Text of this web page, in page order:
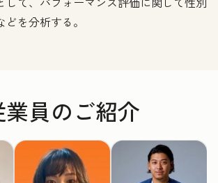
を分析する。
業員のご紹介